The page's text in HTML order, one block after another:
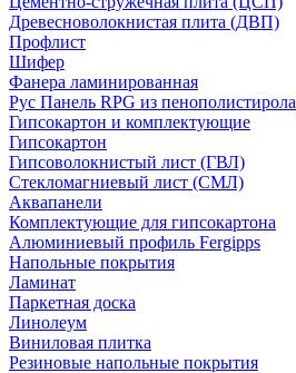
Древесноволокнистая плита (ДВП)
Профлист
Шифер
Фанера ламинированная
Рус Панель RPG из пенополистирола
Гипсокартон и комплектующие
Гипсокартон
Гипсоволокнистый лист (ГВЛ)
Стекломагниевый лист (СМЛ)
Аквапанели
Комплектующие для гипсокартона
Алюминиевый профиль Fergipps
Напольные покрытия
Ламинат
Паркетная доска
Линолеум
Виниловая плитка
Резиновые напольные покрытия